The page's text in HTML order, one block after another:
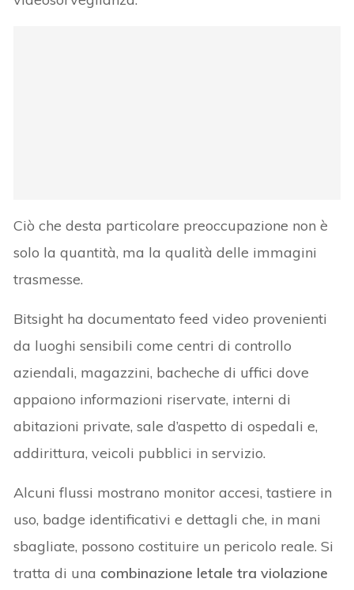
Ciò che desta particolare preoccupazione non è
solo la quantità, ma la qualità delle immagini
trasmesse.
Bitsight ha documentato feed video provenienti
da luoghi sensibili come centri di controllo
aziendali, magazzini, bacheche di uffici dove
appaiono informazioni riservate, interni di
abitazioni private, sale d’aspetto di ospedali e,
addirittura, veicoli pubblici in servizio.
Alcuni flussi mostrano monitor accesi, tastiere in
uso, badge identificativi e dettagli che, in mani
sbagliate, possono costituire un pericolo reale. Si
tratta di una combinazione letale tra violazione